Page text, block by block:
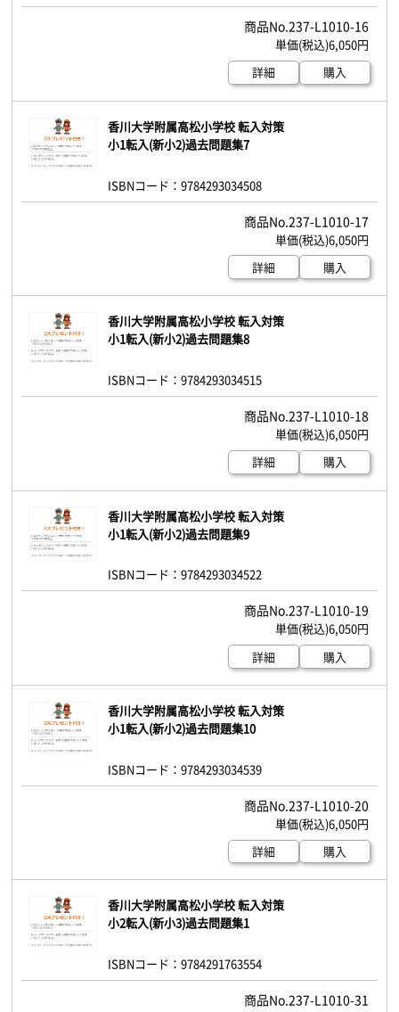
237-L1010-16
6,050円
詳細
購入
香川大学附属高松小学校 転入対策
小1転入(新小2)過去問題集7
ISBNコード：9784293034508
237-L1010-17
6,050円
詳細
購入
香川大学附属高松小学校 転入対策
小1転入(新小2)過去問題集8
ISBNコード：9784293034515
237-L1010-18
6,050円
詳細
購入
香川大学附属高松小学校 転入対策
小1転入(新小2)過去問題集9
ISBNコード：9784293034522
237-L1010-19
6,050円
詳細
購入
香川大学附属高松小学校 転入対策
小1転入(新小2)過去問題集10
ISBNコード：9784293034539
237-L1010-20
6,050円
詳細
購入
香川大学附属高松小学校 転入対策
小2転入(新小3)過去問題集1
ISBNコード：9784291763554
237-L1010-31